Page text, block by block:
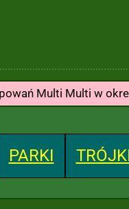
Multi Multi w
PARKI